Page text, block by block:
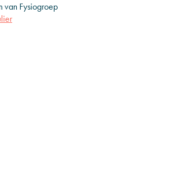
van Fysiogroep